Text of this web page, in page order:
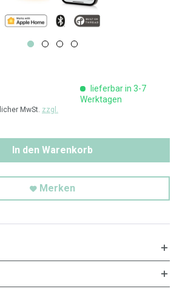
MwSt. zzgl.
lieferbar in 3-7
Werktagen
In den Warenkorb
Merken